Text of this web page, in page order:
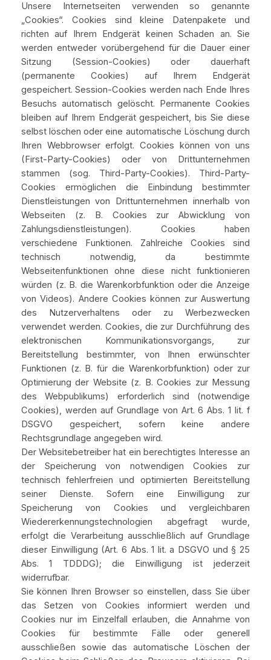
Unsere Internetseiten verwenden so genannte
„Cookies“. Cookies sind kleine Datenpakete und
richten auf Ihrem Endgerät keinen Schaden an. Sie
werden entweder vorübergehend für die Dauer einer
Sitzung (Session-Cookies) oder dauerhaft
(permanente Cookies) auf Ihrem Endgerät
gespeichert. Session-Cookies werden nach Ende Ihres
Besuchs automatisch gelöscht. Permanente Cookies
bleiben auf Ihrem Endgerät gespeichert, bis Sie diese
selbst löschen oder eine automatische Löschung durch
Ihren Webbrowser erfolgt. Cookies können von uns
(First-Party-Cookies) oder von Drittunternehmen
stammen (sog. Third-Party-Cookies). Third-Party-
Cookies ermöglichen die Einbindung bestimmter
Dienstleistungen von Drittunternehmen innerhalb von
Webseiten (z. B. Cookies zur Abwicklung von
Zahlungsdienstleistungen). Cookies haben
verschiedene Funktionen. Zahlreiche Cookies sind
technisch notwendig, da bestimmte
Webseitenfunktionen ohne diese nicht funktionieren
würden (z. B. die Warenkorbfunktion oder die Anzeige
von Videos). Andere Cookies können zur Auswertung
des Nutzerverhaltens oder zu Werbezwecken
verwendet werden. Cookies, die zur Durchführung des
elektronischen Kommunikationsvorgangs, zur
Bereitstellung bestimmter, von Ihnen erwünschter
Funktionen (z. B. für die Warenkorbfunktion) oder zur
Optimierung der Website (z. B. Cookies zur Messung
des Webpublikums) erforderlich sind (notwendige
Cookies), werden auf Grundlage von Art. 6 Abs. 1 lit. f
DSGVO gespeichert, sofern keine andere
Rechtsgrundlage angegeben wird.
Der Websitebetreiber hat ein berechtigtes Interesse an
der Speicherung von notwendigen Cookies zur
technisch fehlerfreien und optimierten Bereitstellung
seiner Dienste. Sofern eine Einwilligung zur
Speicherung von Cookies und vergleichbaren
Wiedererkennungstechnologien abgefragt wurde,
erfolgt die Verarbeitung ausschließlich auf Grundlage
dieser Einwilligung (Art. 6 Abs. 1 lit. a DSGVO und § 25
Abs. 1 TDDDG); die Einwilligung ist jederzeit
widerrufbar.
Sie können Ihren Browser so einstellen, dass Sie über
das Setzen von Cookies informiert werden und
Cookies nur im Einzelfall erlauben, die Annahme von
Cookies für bestimmte Fälle oder generell
ausschließen sowie das automatische Löschen der